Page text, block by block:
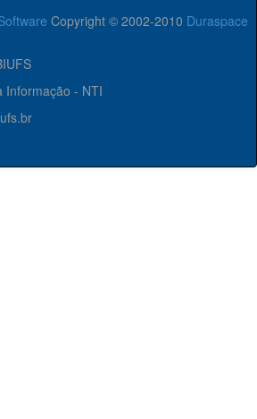
Copyright © 2002-2010 Duraspace
Informação - NTI